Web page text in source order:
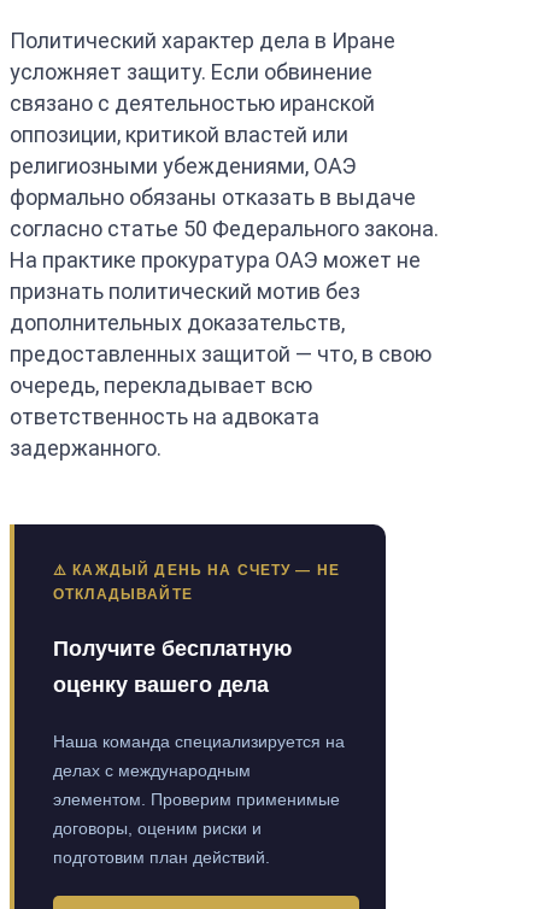
Политический характер дела в Иране
усложняет защиту. Если обвинение
связано с деятельностью иранской
оппозиции, критикой властей или
религиозными убеждениями, ОАЭ
формально обязаны отказать в выдаче
согласно статье 50 Федерального закона.
На практике прокуратура ОАЭ может не
признать политический мотив без
дополнительных доказательств,
предоставленных защитой — что, в свою
очередь, перекладывает всю
ответственность на адвоката
задержанного.
⚠️ КАЖДЫЙ ДЕНЬ НА СЧЕТУ — НЕ
ОТКЛАДЫВАЙТЕ
Получите бесплатную
оценку вашего дела
Наша команда специализируется на
делах с международным
элементом. Проверим применимые
договоры, оценим риски и
подготовим план действий.